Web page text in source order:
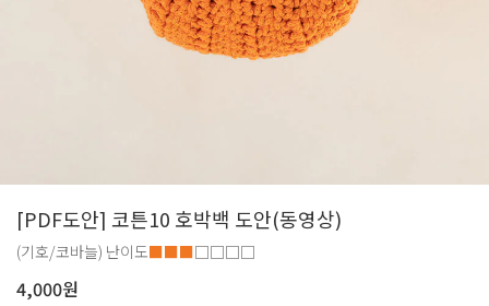
[PDF도안] 코튼10 호박백 도안(동영상)
(기호/코바늘) 난이도■■■□□□□
4,000원